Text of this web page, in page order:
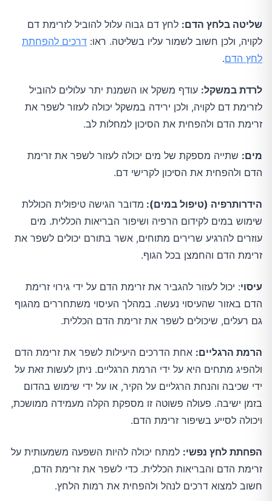
שליטה בלחץ הדם: לחץ דם גבוה עלול להוביל לזרימת דם
לקויה, ולכן חשוב לשמור עליו בשליטה. ראו: דרכים להפחתת
לחץ הדם.
לרדת במשקל: עודף משקל או השמנת יתר עלולים להוביל
לזרימת דם לקויה, ולכן ירידה במשקל יכולה לעזור לשפר את
זרימת הדם ולהפחית את הסיכון למחלות לב.
מים: שתייה מספקת של מים יכולה לעזור לשפר את זרימת
הדם ולהפחית את הסיכון לקרישי דם.
הידרותרפיה (טיפול במים): מדובר הגישה טיפולית הכוללת
שימוש במים לקידום הרפיה ושיפור הבריאות הכללית. מים
עוזרים להרגיע שרירים מתוחים, אשר בתורם יכולים לשפר את
זרימת הדם והחמצן בכל הגוף.
עיסוי: יכול לעזור להגביר את זרימת הדם על ידי גירוי זרימת
הדם באזור שהעיסוי נעשה. במהלך העיסוי משתחררים מהגוף
גם רעלים, שיכולים לשפר את זרימת הדם הכללית.
הרמת הרגליים: אחת הדרכים היעילות לשפר את זרימת הדם
ולהפיג מתחים היא על ידי הרמת הרגליים. ניתן לעשות זאת על
ידי שכיבה והנחת הרגליים על הקיר, או על ידי שימוש בהדום
בזמן ישיבה. פעולה פשוטה זו מספקת הקלה מעמידה ממושכת,
ויכולה לסייע בשיפור זרימת הדם.
הפחתת לחץ נפשי: למתח יכולה להיות השפעה משמעותית על
זרימת הדם והבריאות הכללית. כדי לשפר את זרימת הדם,
חשוב למצוא דרכים לנהל ולהפחית את רמות הלחץ.